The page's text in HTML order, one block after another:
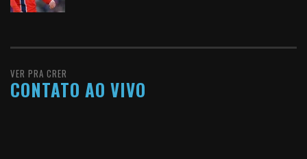
VER PRA CRER
CONTATO AO VIVO